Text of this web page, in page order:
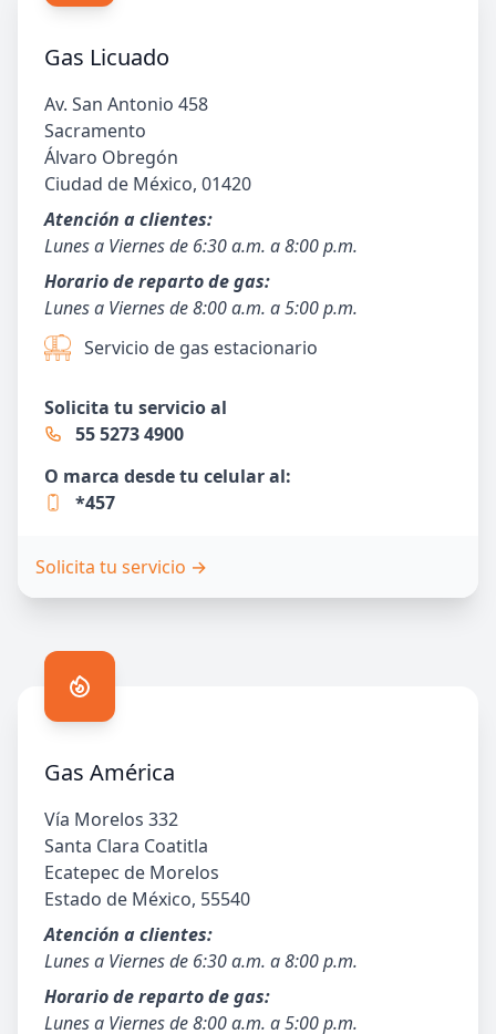
Gas Licuado
Av. San Antonio 458
Sacramento
Álvaro Obregón
Ciudad de México, 01420
Atención a clientes:
Lunes a Viernes de 6:30 a.m. a 8:00 p.m.
Horario de reparto de gas:
Lunes a Viernes de 8:00 a.m. a 5:00 p.m.
Servicio de gas estacionario
Solicita tu servicio al
55 5273 4900
O marca desde tu celular al:
*457
Solicita tu servicio →
Gas América
Vía Morelos 332
Santa Clara Coatitla
Ecatepec de Morelos
Estado de México, 55540
Atención a clientes:
Lunes a Viernes de 6:30 a.m. a 8:00 p.m.
Horario de reparto de gas:
Lunes a Viernes de 8:00 a.m. a 5:00 p.m.